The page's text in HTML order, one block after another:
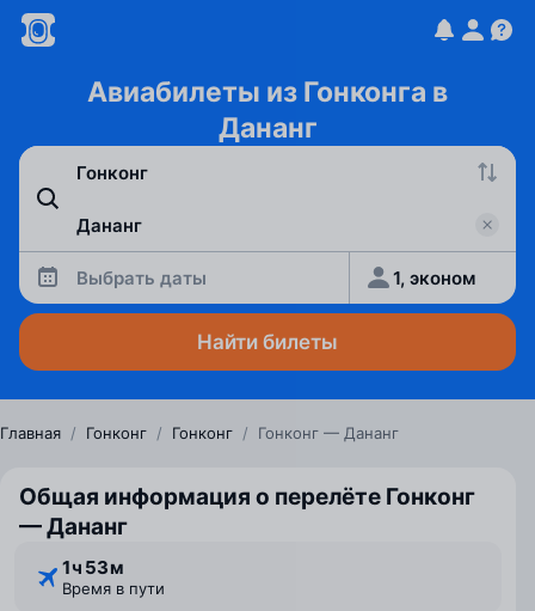
Авиабилеты из Гонконга в
Дананг
Выбрать даты 1, эконом
Найти билеты
Главная / Гонконг / Гонконг / Гонконг — Дананг
Общая информация о перелёте Гонконг
— Дананг
1 ⁠ч 53 ⁠м
Время в пути